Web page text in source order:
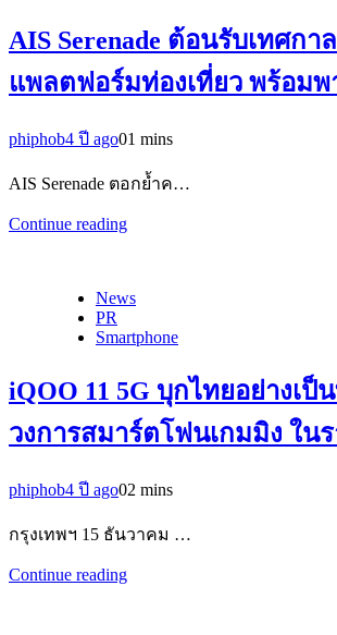
AIS Serenade ต้อนรับเทศก
แพลตฟอร์มท่องเที่ยว พร้อม
phiphob4 ปี ago01 mins
AIS Serenade ตอกย้ำค…
Continue reading
News
PR
Smartphone
iQOO 11 5G บุกไทยอย่างเป็
วงการสมาร์ตโฟนเกมมิง ในร
phiphob4 ปี ago02 mins
กรุงเทพฯ 15 ธันวาคม …
Continue reading